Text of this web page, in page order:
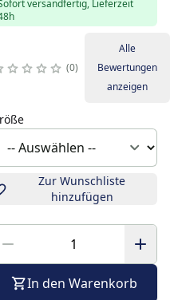
versandfertig, Lieferzeit
0
Alle
Bewertungen
anzeigen
Zur Wunschliste
hinzufügen
In den Warenkorb